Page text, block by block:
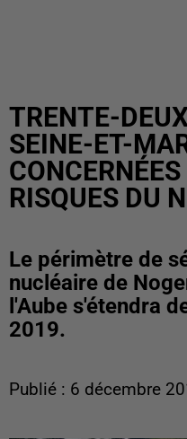
TRENTE-
SEINE-ET-
RISQUES DU
Le périmètre de
nucléaire de
l'Aube s'étendra
2019.
Publié : 6 décembre